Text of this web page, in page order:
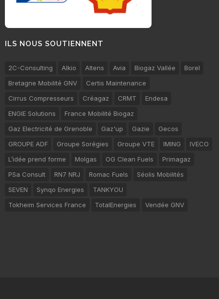
ILS NOUS SOUTIENNENT
2C-Consulting Alkio Altens Avia Biogaz Vallée
Borel
Bretagne Mobilité GNV
Certis Maintenance
Cirrus Compresseurs
Créagaz CRMT
Endesa
ENGIE Solutions
France Mobilité Biogaz
Gaz Electricité de Grenoble
Gaz'up Gazie
Gecos
GROUPE ADF
Groupe Sorégies Groupe VTE IMING
IVECO
L’idée prend forme
Molgas OG Clean Fuels
Primagaz
PSa Consult
RN7 NRJ Romac Fuels
Séolis Mobilités
SEVEN
Synqo Energies
TANKYOU
Tokheim Services France
TotalEnergies Vendée GNV